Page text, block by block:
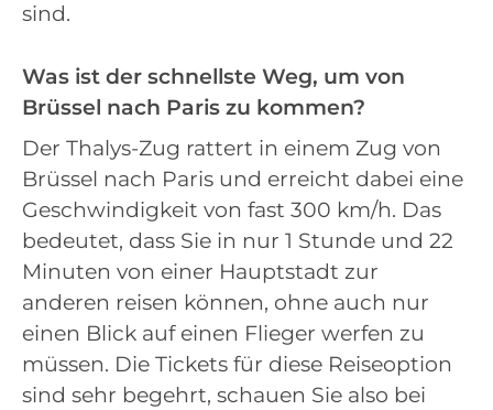
sind.
Was ist der schnellste Weg, um von
Brüssel nach Paris zu kommen?
Der Thalys-Zug rattert in einem Zug von
Brüssel nach Paris und erreicht dabei eine
Geschwindigkeit von fast 300 km/h. Das
bedeutet, dass Sie in nur 1 Stunde und 22
Minuten von einer Hauptstadt zur
anderen reisen können, ohne auch nur
einen Blick auf einen Flieger werfen zu
müssen. Die Tickets für diese Reiseoption
sind sehr begehrt, schauen Sie also bei